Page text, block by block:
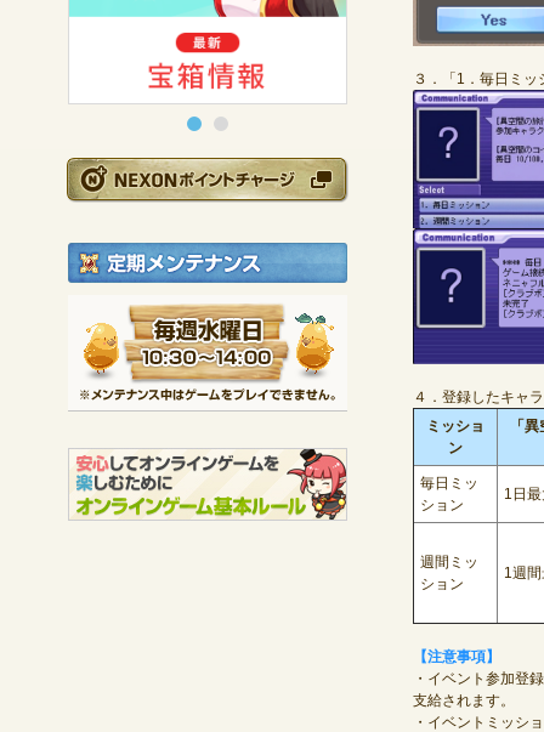
定期メンテナンス
毎週水曜日 10:30
※メンテナンス中は
３．「1．毎日ミ
４．登録したキャ
ミッショ
ン
「
毎日ミッ
ション
1日
週間ミッ
ション
1週
【注意事項】
・イベント参加登
支給されます。
・イベントミッシ